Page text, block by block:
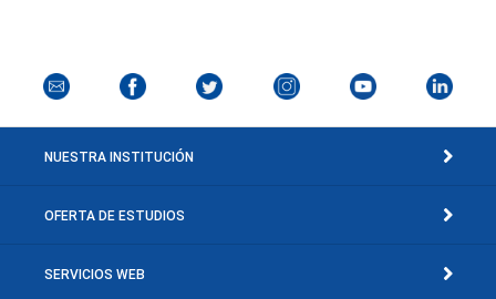
NUESTRA INSTITUCIÓN
OFERTA DE ESTUDIOS
SERVICIOS WEB